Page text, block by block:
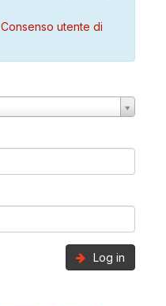
Consenso utente di
Log in